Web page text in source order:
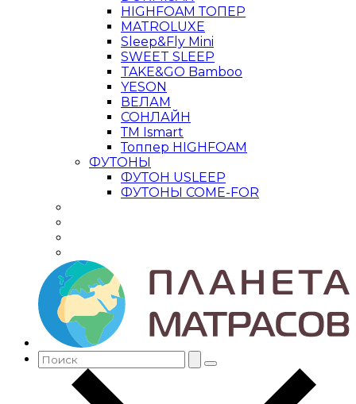
HIGHFOAM ТОПЕР
MATROLUXE
Sleep&Fly Mini
SWEET SLEEP
TAKE&GO Bamboo
YESON
ВЕЛАМ
СОНЛАЙН
ТМ Ismart
Топпер HIGHFOAM
ФУТОНЫ
ФУТОН USLEEP
ФУТОНЫ COME-FOR